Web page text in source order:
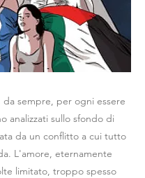
da sempre, per ogni essere
analizzati sullo sfondo di
da un conflitto a cui tutto
L'amore, eternamente
limitato, troppo spesso